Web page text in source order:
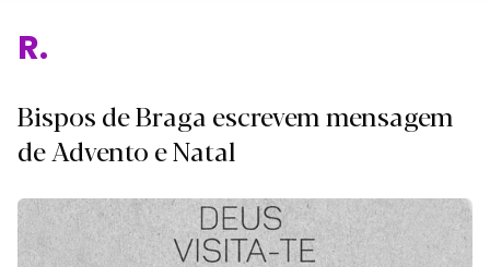
R
Bispos de Braga escrevem mensagem
de Advento e Natal